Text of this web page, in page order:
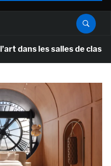
salles de classe des